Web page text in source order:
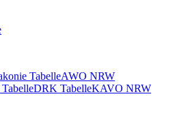
TabelleAWO NRW
DRK TabelleKAVO NRW